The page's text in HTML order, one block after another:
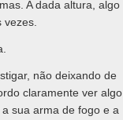
A dada altura, algo
não deixando de
claramente ver algo
sua arma de fogo e a